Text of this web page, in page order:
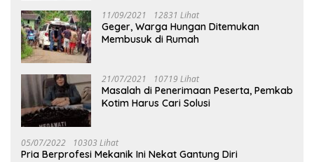
11/09/2021 12831 Lihat
Geger, Warga Hungan Ditemukan
Membusuk di Rumah
21/07/2021 10719 Lihat
Masalah di Penerimaan Peserta, Pemkab
Kotim Harus Cari Solusi
05/07/2022 10303 Lihat
Pria Berprofesi Mekanik Ini Nekat Gantung Diri